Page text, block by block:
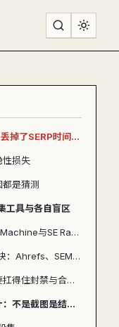
为什么90% 的SEO团队丢掉了SERP时间维度的证据？
性损失
是猜测
工具与各自盲区
公共历史源：Wayback Machine与SE Ranking的免费快照
付费工具的SERP历史模块：Ahrefs、SEMrush、Serpstat
自建脚本抓取：可控但要扛得住封禁与合规风险
快照存档的数据结构设计：不是截图是结构化